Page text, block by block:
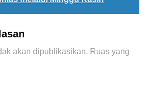
akan dipublikasikan. Ruas yang